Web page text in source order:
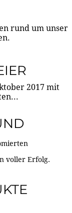
rund um unser
2017 mit
voller Erfolg.